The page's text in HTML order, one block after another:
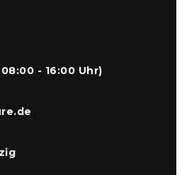
- 16:00 Uhr)